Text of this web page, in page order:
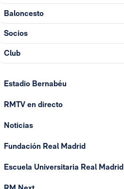
Baloncesto
Socios
Club
Estadio Bernabéu
RMTV en directo
Noticias
Fundación Real Madrid
Escuela Universitaria Real Madrid